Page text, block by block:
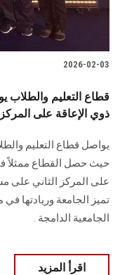
2026-02-03
قطاع التعليم
ذوي الإعاقة على
يواصل قطاع التعليم
حيث حصل القطاع ممثلاً
على المركز الثاني على
تميز الجامعة وريادتها في
الجامعية الدامجة .
اقرأ المزيد